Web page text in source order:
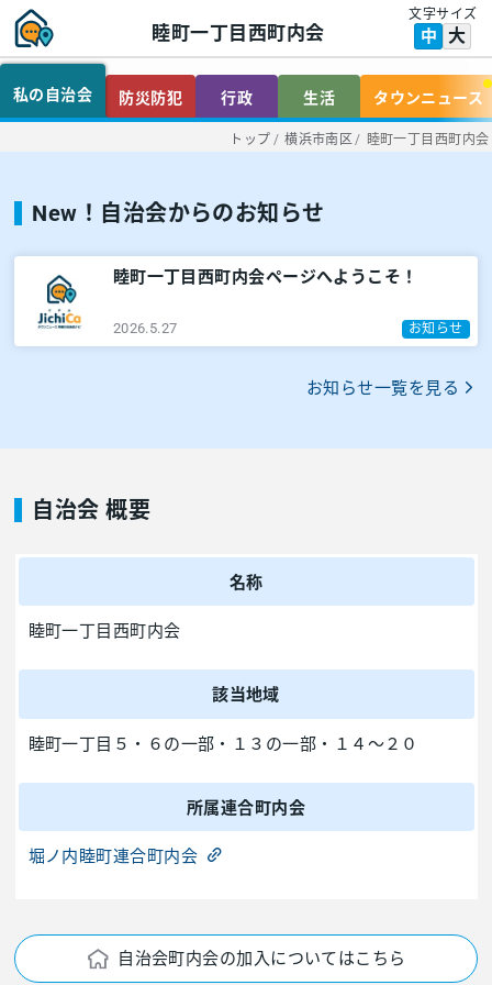
睦町一丁目西町内会
文字サイズ
中 大
私の自治会 防災防犯 行政 生活 タウンニュース
トップ / 横浜市南区 / 睦町一丁目西町内会
New！自治会からのお知らせ
睦町一丁目西町内会ページへようこそ！
2026.5.27 お知らせ
お知らせ一覧を見る
自治会 概要
名称
睦町一丁目西町内会
該当地域
睦町一丁目５・６の一部・１３の一部・１４～２０
所属連合町内会
堀ノ内睦町連合町内会
自治会町内会の加入についてはこちら